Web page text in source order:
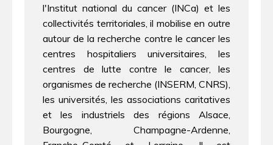
l'Institut national du cancer (INCa) et les
collectivités territoriales, il mobilise en outre
autour de la recherche contre le cancer les
centres hospitaliers universitaires, les
centres de lutte contre le cancer, les
organismes de recherche (INSERM, CNRS),
les universités, les associations caritatives
et les industriels des régions Alsace,
Bourgogne, Champagne-Ardenne,